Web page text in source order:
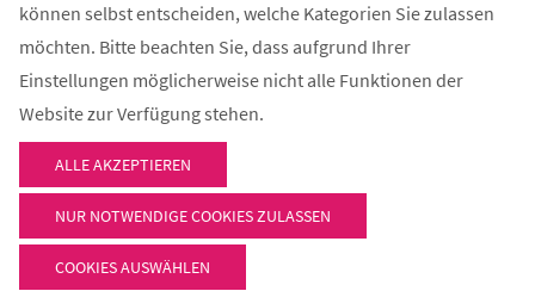
FIR Aachen GmbH
Campus-Boulevard 55
52074 Aachen
Email: info@fir-aachen.gmbh
© 2026 - FIR Aachen GmbH
Cookie Optionen•Kontakt•
können selbst entscheiden, welche Kategorien Sie zulassen
möchten. Bitte beachten Sie, dass aufgrund Ihrer
Einstellungen möglicherweise nicht alle Funktionen der
Website zur Verfügung stehen.
ALLE AKZEPTIEREN
NUR NOTWENDIGE COOKIES ZULASSEN
COOKIES AUSWÄHLEN